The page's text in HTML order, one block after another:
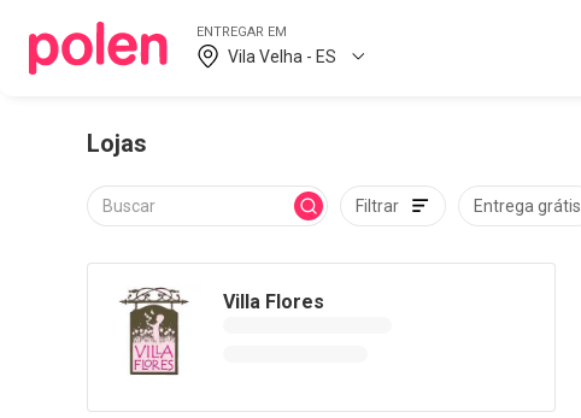
ENTREGAR EM
Vila Velha - ES
Lojas
Filtrar Entrega grátis
Villa Flores